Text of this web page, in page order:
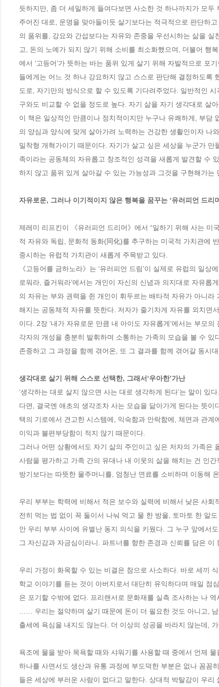
듯하지만, 좀 더 세밀하게 들여다보면 사소한 것 하나까지가 모
주어진 대로, 운명을 맞아들이듯 살기보다는 적극적으로 판단하
의 품위를, 강요와 간섭보다는 자유와 존중을 우선시하는 삶을
고, 돈의 노예가 되지 않기 위해 소비를 최소화했으며, 더불어 행
에서 ‘고등어’가 뜻하는 바는 품위 있게 살기 위해 자발적으로
들에게는 어느 것 하나 강요하지 않고 스스로 판단해 결정하도록
도로, 자기만의 방식으로 할 수 있도록 기다려주었다. 일반적인
구와도 비교할 수 없을 정도로 높다. 자기 삶을 자기 생각대로 살
이 책은 일상적인 만큼이나 정치적이지만 누구나 유쾌하게, 부담
의 양심과 양식에 맞게 살아가려 노력하는 건강한 생활인이자 나
밀착형 개혁가이기 때문이다. 자기가 살고 싶은 세상을 누군가
족이라는 공동체의 자유롭고 창조적인 성격을 새롭게 발견할 수
하지 않고 품위 있게 살아갈 수 있는 가능성과 그것을 구현해가
자유로운, 그러나 이기적이지 않은 행복을 꿈꾸는 ‘유러피언 드리
제레미 리프킨이 《유러피언 드리머》에서 “일하기 위해 사는 미
적 자유와 독립, 문화적 동화(同化)를 추구하는 미국적 가치관에
중시하는 유럽적 가치관이 새롭게 주목받고 있다.
《고등어를 금하노라》는 ‘유러피언 드림’이 실제로 유럽의 일
로워라, 즐거워라’에서는 개인이 자신의 신념과 의지대로 자유
의 자유는 부와 권력을 쥔 개인이 휘두르는 배타적 자유가 아니
해지는 공동체적 자유를 뜻한다. 저자가 줄기차게 자유를 외치면
이다. 2장 ‘내가 자유로운 만큼 내 아이도 자유롭게’에서는 부모
각자의 개성을 충분히 발휘하며 소통하는 가족의 모습을 볼 수 있
존중하고 그 과정을 함께 겪어온, 또 그 결과를 함께 겪어갈 동시
생각대로 살기 위해 스스로 선택한, 그래서‘우아한’가난
‘생각하는 대로 살지 않으면 사는 대로 생각하게 된다’는 말이
다면, 결국엔 애초의 생각조차 사는 모습을 닮아가게 된다는 뜻
택의 기로에서 견고한 시스템에, 익숙함과 안락함에, 체면과 관
이익과 불편부당함이 적지 않기 때문이다.
그러나 어떤 상황에서도 자기 삶의 주인이고 싶은 저자의 가족
사람을 평가하고 가족 간의 유대나 내 이웃의 삶을 해치는 건 인
방기보다는 따뜻한 물주머니를, 엄청난 연료를 소비하며 이동해
우리 부부는 학력에 비해서 적은 보수와 실력에 비해서 낮은 사
전히 먹는 법 없이 꼭 둘이서 나눠 먹고 물 한 방울, 토마토 한
안 우리 부부 사이에 유별난 동지 의식을 키웠다. 그 누구 앞에서
그 자신감과 자긍심이라니. 파트너를 향한 존경과 신뢰를 담은
우리 가정이 화목할 수 있는 비결은 참으로 사소하다. 바로 세끼
학교 이야기를 듣는 것이 아버지로서 대단히 유익하다며 매일 점
은 포기할 수밖에 없다. 프리랜서로 문화재를 실측 조사하는 나
…… 우리는 절약하며 살기 때문에 돈이 더 필요한 것도 아니고,
출세에 욕심을 내지도 않는다. 더 이상의 성공을 바라지 않는데,
욕조에 물을 받아 목욕할 때와 샤워기를 사용할 때 중에서 언제
하나를 사면서도 생산과 유통 과정에 부도덕한 부분은 없나 꼼꼼
들은 세상에 부러운 사람이 없다고 말한다. 상대적 박탈감이 우